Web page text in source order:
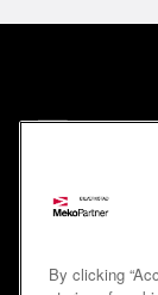
By clicking